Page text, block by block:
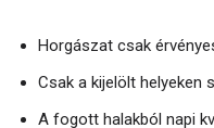
Horgászat csak
Csak a kijelölt helyeken
A fogott halakból napi